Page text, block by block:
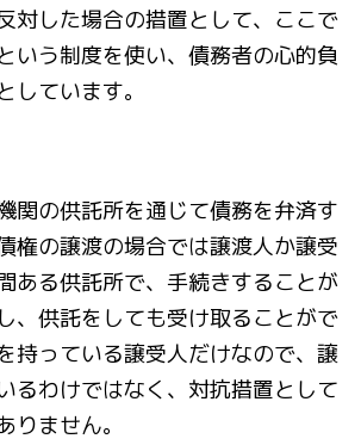
対した場合の措置として、ここで
いう制度を使い、債務者の心的負
しています。
関の供託所を通じて債務を弁済す
権の譲渡の場合では譲渡人か譲受
ある供託所で、手続きすることが
、供託をしても受け取ることがで
持っている譲受人だけなので、譲
るわけではなく、対抗措置として
りません。